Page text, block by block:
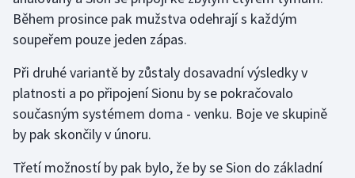
Golf
Gymnastika
Házená
Jezdectví
Judo
Během prosince pak mužstva odehrají s každým
soupeřem pouze jeden zápas.
Při druhé variantě by zůstaly dosavadní výsledky v
platnosti a po připojení Sionu by se pokračovalo
současným systémem doma - venku. Boje ve skupině
by pak skončily v únoru.
Třetí možností by pak bylo, že by se Sion do základní